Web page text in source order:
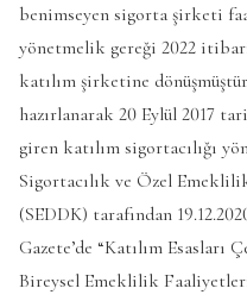
benimseyen sigorta şirketi
yönetmelik gereği 2022
katılım şirketine
hazırlanarak 20 Eylül 2017
giren katılım sigortacılığı
Sigortacılık ve Özel
(SEDDK) tarafından
Gazete’de “Katılım Esasları
Bireysel Emeklilik